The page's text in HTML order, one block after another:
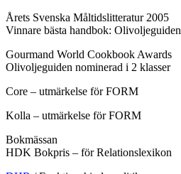
Årets Svenska Måltidslitteratur 2005
Vinnare bästa handbok: Olivoljeguiden
Gourmand World Cookbook Awards
Olivoljeguiden nominerad i 2 klasser
Core – utmärkelse för FORM
Kolla – utmärkelse för FORM
Bokmässan
HDK Bokpris – för Relationslexikon